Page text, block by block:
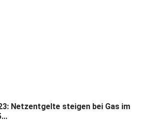
Netzentgelte steigen bei Gas im